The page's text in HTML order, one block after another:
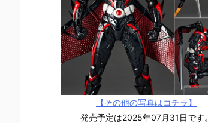
【その他の写真はコチラ】
発売予定は2025年07月31日です。